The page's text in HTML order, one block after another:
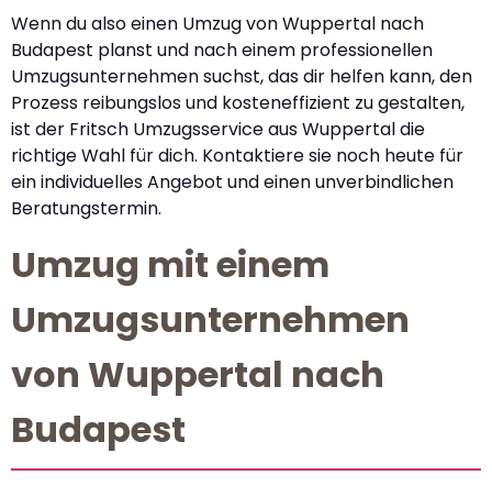
Wenn du also einen Umzug von Wuppertal nach
Budapest planst und nach einem professionellen
Umzugsunternehmen suchst, das dir helfen kann, den
Prozess reibungslos und kosteneffizient zu gestalten,
ist der Fritsch Umzugsservice aus Wuppertal die
richtige Wahl für dich. Kontaktiere sie noch heute für
ein individuelles Angebot und einen unverbindlichen
Beratungstermin.
Umzug mit einem
Umzugsunternehmen
von Wuppertal nach
Budapest